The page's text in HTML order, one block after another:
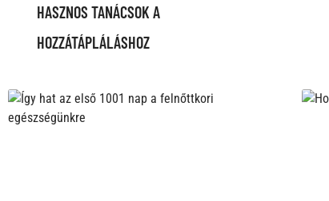
HASZNOS TANÁCSOK A
HOZZÁTÁPLÁLÁSHOZ